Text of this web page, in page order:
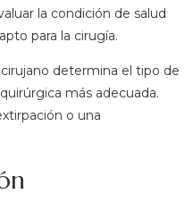
la condición de salud
para la cirugía.
cirujano determina el tipo de
más adecuada.
o una